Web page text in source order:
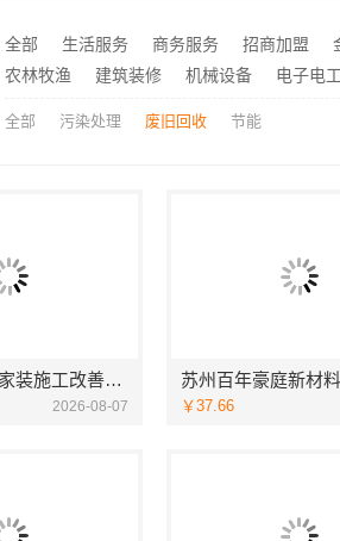
推荐 大连mpacc考研
全部 生活服务 商务服务 招商加盟
农林牧渔
建筑装修 机械设备 电子电工
全部 污染处理 废旧回收 节能
西安性价比高家装施工改善房免费量房——居安天成
2026-08-07 ￥37.66